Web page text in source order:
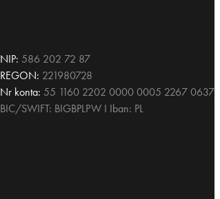
NIP: 586 202 72 87
REGON: 221980728
Nr konta: 55 1160 2202 0000 0005 2267 0637
BIC/SWIFT: BIGBPLPW I Iban: PL